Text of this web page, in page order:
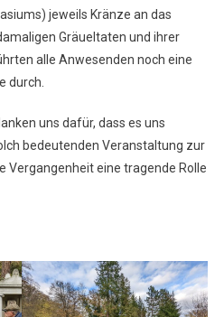
jeweils Kränze an das
Gräueltaten und ihrer
alle Anwesenden noch eine
durch.
uns dafür, dass es uns
bedeutenden Veranstaltung zur
Vergangenheit eine tragende Rolle